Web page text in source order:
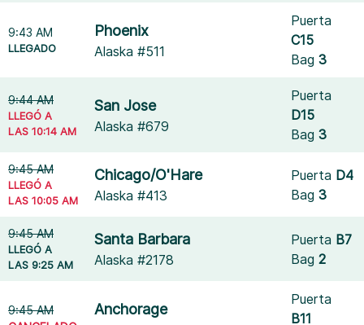
9:43 AM
LLEGADO
Phoenix
Alaska #511
Puerta
C15
Bag3
9:44 AM
LLEGÓ A
LAS 10:14 AM
San Jose
Alaska #679
Puerta
D15
Bag3
9:45 AM
LLEGÓ A
LAS 10:05 AM
Chicago/O'Hare
Alaska #413
Puerta D4
Bag3
9:45 AM
LLEGÓ A
LAS 9:25 AM
Santa Barbara
Alaska #2178
Puerta B7
Bag2
9:45 AM
Anchorage
Puerta
B11